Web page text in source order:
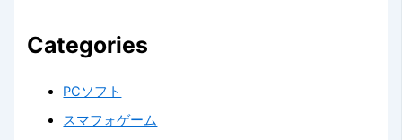
Categories
PCソフト
スマフォゲーム